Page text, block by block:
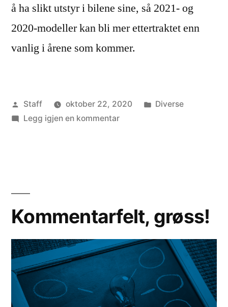
å ha slikt utstyr i bilene sine, så 2021- og
2020-modeller kan bli mer ettertraktet enn
vanlig i årene som kommer.
Publisert
av
Staff oktober 22, 2020
Publisert
Diverse
Legg igjen en kommentartil
mer
Kommentarfelt, grøss!